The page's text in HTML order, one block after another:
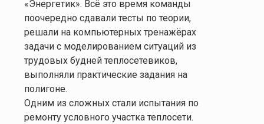
«Энергетик». Всё это время команды
поочередно сдавали тесты по теории,
решали на компьютерных тренажёрах
задачи с моделированием ситуаций из
трудовых будней теплосетевиков,
выполняли практические задания на
полигоне.
Одним из сложных стали испытания по
ремонту условного участка теплосети.